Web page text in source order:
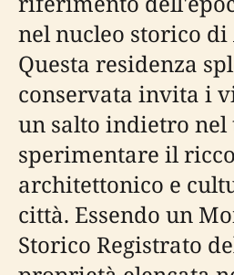
nel nucleo storico di
Questa residenza
conservata invita i
un salto indietro nel
sperimentare il
architettonico e
città. Essendo un
Storico Registrato